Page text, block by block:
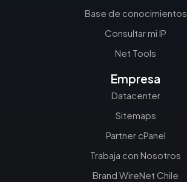
Base de conocimientos
Consultar mi IP
Net Tools
Empresa
Datacenter
Sitemaps
Partner cPanel
Trabaja con Nosotros
Brand WireNet Chile